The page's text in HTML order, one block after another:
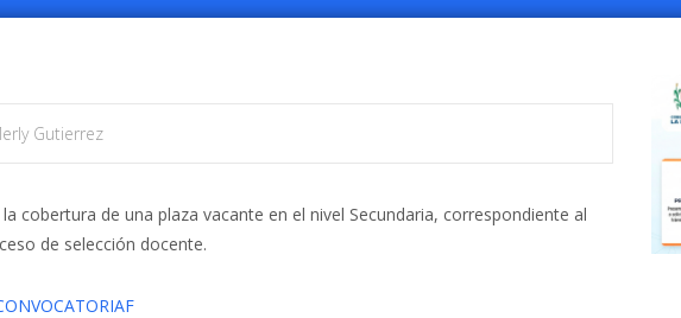
Gutierrez
cobertura de una plaza vacante en el nivel Secundaria, correspondiente al
de selección docente.